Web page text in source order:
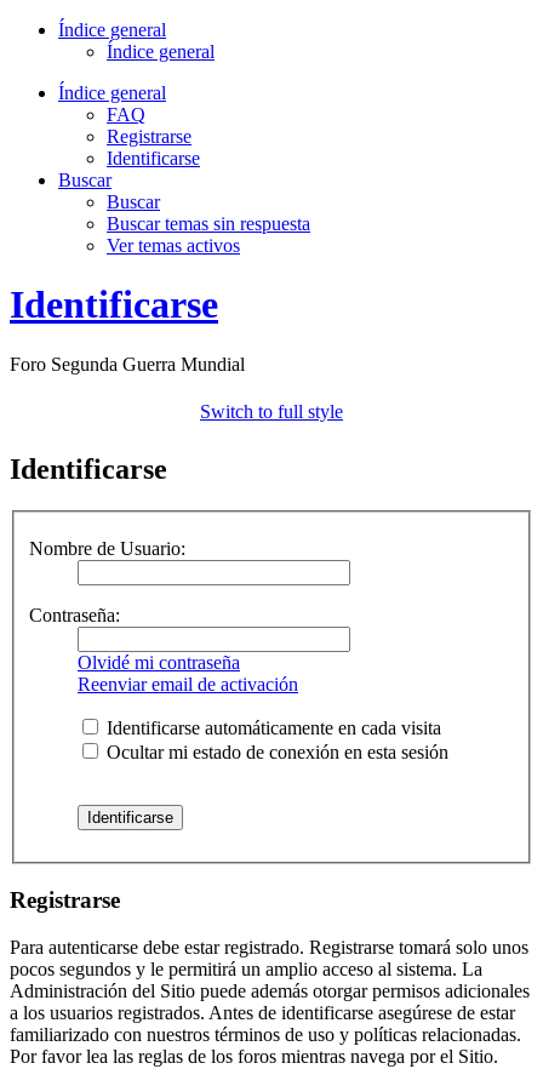
Índice general
Índice general
Índice general
FAQ
Registrarse
Identificarse
Buscar
Buscar
Buscar temas sin respuesta
Ver temas activos
Identificarse
Foro Segunda Guerra Mundial
Switch to full style
Identificarse
Nombre de Usuario:
Contraseña:
Olvidé mi contraseña
Reenviar email de activación
Identificarse automáticamente en cada visita
Ocultar mi estado de conexión en esta sesión
Registrarse
Para autenticarse debe estar registrado. Registrarse tomará solo unos
pocos segundos y le permitirá un amplio acceso al sistema. La
Administración del Sitio puede además otorgar permisos adicionales
a los usuarios registrados. Antes de identificarse asegúrese de estar
familiarizado con nuestros términos de uso y políticas relacionadas.
Por favor lea las reglas de los foros mientras navega por el Sitio.